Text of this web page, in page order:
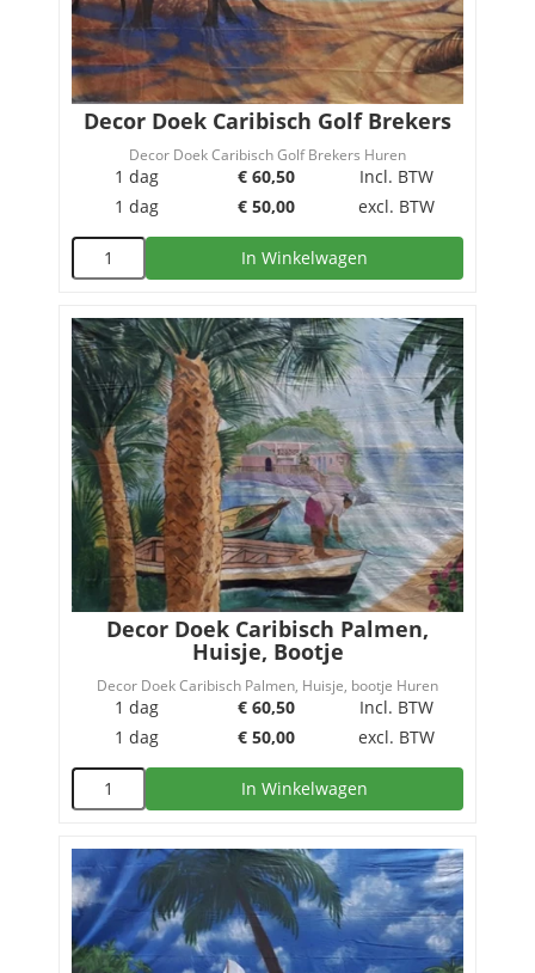
Decor Doek Caribisch Golf Brekers
Decor Doek Caribisch Golf Brekers Huren
1 dag € 60,50
Incl. BTW
1 dag
€ 50,00 excl. BTW
In Winkelwagen
Decor Doek Caribisch Palmen,
Huisje, Bootje
Decor Doek Caribisch Palmen, Huisje, bootje Huren
1 dag € 60,50
Incl. BTW
1 dag
€ 50,00 excl. BTW
In Winkelwagen